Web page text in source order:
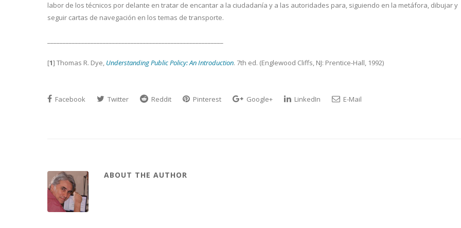
labor de los técnicos por delante en tratar de encantar a la ciudadanía y a las autoridades para, siguiendo en la metáfora, dibujar y
seguir cartas de navegación en los temas de transporte.
[1] Thomas R. Dye, Understanding Public Policy: An Introduction. 7th ed. (Englewood Cliffs, NJ: Prentice-Hall, 1992)
Facebook Twitter Reddit Pinterest Google+ LinkedIn E-Mail
ABOUT THE AUTHOR